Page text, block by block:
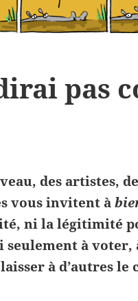
pas
des artistes,
vous invitent à
ni la légitimité
seulement à
à d’autres